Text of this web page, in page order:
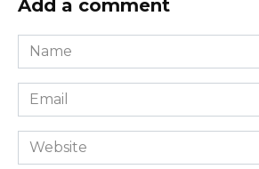
Add a comment
Name
*
Email
*
Website